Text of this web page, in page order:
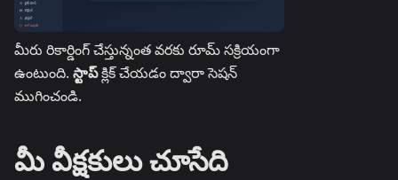
మీరు రికార్డింగ్ చేస్తున్నంత వరకు రూమ్ సక్రియంగా
ఉంటుంది. స్టాప్క్లిక్ చేయడం ద్వారా సెషన్
ముగించండి.
మీ వీక్షకులు చూసేది